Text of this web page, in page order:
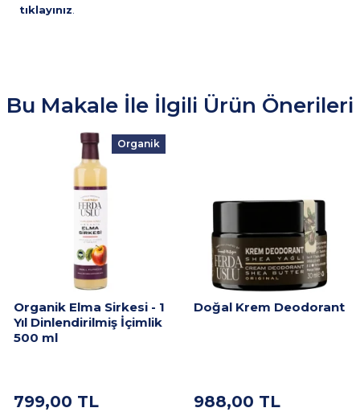
tıklayınız
Bu Makale İle İlgili Ürün Önerileri
Organik
Organik Elma Sirkesi - 1
Yıl Dinlendirilmiş İçimlik
500 ml
799,00 TL
Doğal Krem Deodorant
988,00 TL